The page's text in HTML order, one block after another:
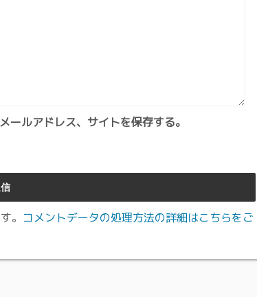
ルアドレス、サイトを保存する。
。 コメントデータの処理方法の詳細はこちらをご